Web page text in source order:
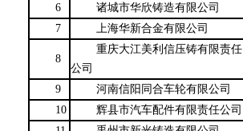
6
诸城市华欣铸造有限公司
7
上海华新合金有限公司
8
重庆大江美利信压铸有限责任
公司
9 河南信阳同合车轮有限公司
10
辉县市汽车配件有限责任公司